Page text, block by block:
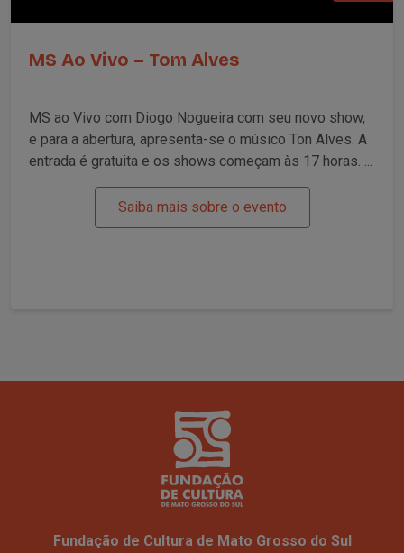
MS Ao Vivo – Tom Alves
MS ao Vivo com Diogo Nogueira com seu novo show,
e para a abertura, apresenta-se o músico Ton Alves. A
entrada é gratuita e os shows começam às 17 horas. ...
Saiba mais sobre o evento
Fundação de Cultura de Mato Grosso do Sul